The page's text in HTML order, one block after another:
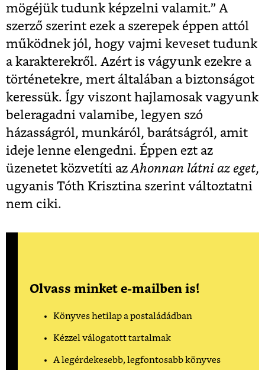
mögéjük tudunk képzelni valamit.” A
szerző szerint ezek a szerepek éppen attól
működnek jól, hogy vajmi keveset tudunk
a karakterekről. Azért is vágyunk ezekre a
történetekre, mert általában a biztonságot
keressük. Így viszont hajlamosak vagyunk
beleragadni valamibe, legyen szó
házasságról, munkáról, barátságról, amit
ideje lenne elengedni. Éppen ezt az
üzenetet közvetíti az Ahonnan látni az eget,
ugyanis Tóth Krisztina szerint változtatni
nem ciki.
Olvass minket e-mailben is!
Könyves hetilap a postaládádban
Kézzel válogatott tartalmak
A legérdekesebb, legfontosabb könyves